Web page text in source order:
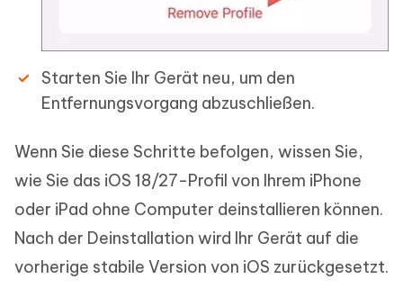
Starten Sie Ihr Gerät neu, um den
Entfernungsvorgang abzuschließen.
Wenn Sie diese Schritte befolgen, wissen Sie,
wie Sie das iOS 18/27-Profil von Ihrem iPhone
oder iPad ohne Computer deinstallieren können.
Nach der Deinstallation wird Ihr Gerät auf die
vorherige stabile Version von iOS zurückgesetzt.